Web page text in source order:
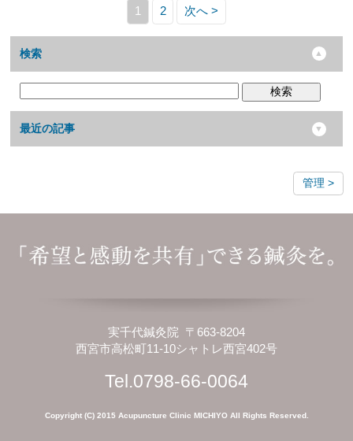
1 2 次へ >
検索
検索
最近の記事
管理
実千代鍼灸院 〒663-8204
西宮市高松町11-10シャトレ西宮402号
Tel.0798-66-0064
Copyright (C) 2015 Acupuncture Clinic MICHIYO All Rights Reserved.